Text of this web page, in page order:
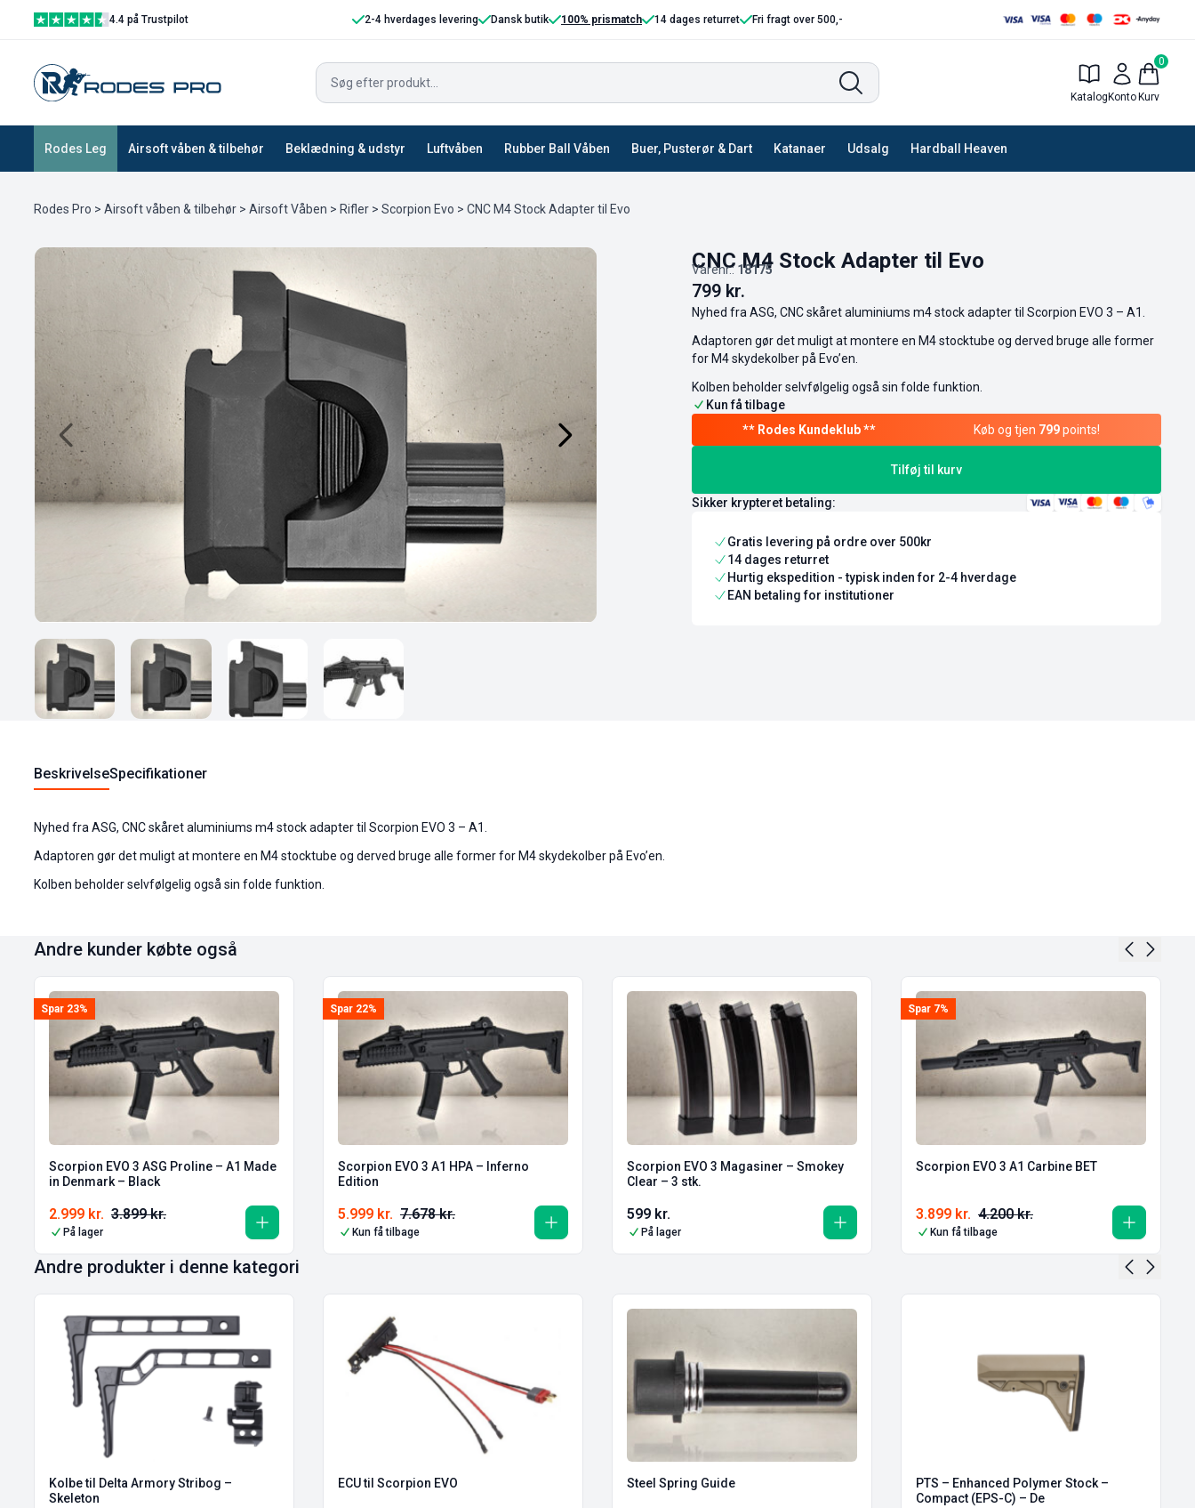
4.4 på Trustpilot 2-4 hverdages levering Dansk butik 100% prismatch 14 dages returret Fri fragt over 500,-
Katalog Konto
0
Kurv
Rodes Leg Airsoft våben & tilbehør Beklædning & udstyr Luftvåben Rubber Ball Våben Buer, Pusterør & Dart Katanaer Udsalg Hardball Heaven
Rodes Pro > Airsoft våben & tilbehør > Airsoft Våben > Rifler > Scorpion Evo > CNC M4 Stock Adapter til Evo
CNC M4 Stock Adapter til Evo
Varenr.:18175
799 kr.
Nyhed fra ASG, CNC skåret aluminiums m4 stock adapter til Scorpion EVO 3 – A1.
Adaptoren gør det muligt at montere en M4 stocktube og derved bruge alle former
for M4 skydekolber på Evo’en.
Kolben beholder selvfølgelig også sin folde funktion.
Kun få tilbage
Køb og tjen 799points!
Tilføj til kurv
Sikker krypteret betaling:
Gratis levering på ordre over 500kr
14 dages returret
Hurtig ekspedition - typisk inden for 2-4 hverdage
EAN betaling for institutioner
BeskrivelseSpecifikationer
Nyhed fra ASG, CNC skåret aluminiums m4 stock adapter til Scorpion EVO 3 – A1.
Adaptoren gør det muligt at montere en M4 stocktube og derved bruge alle former for M4 skydekolber på Evo’en.
Kolben beholder selvfølgelig også sin folde funktion.
Andre kunder købte også
Spar 23%
Scorpion EVO 3 ASG Proline – A1 Made
in Denmark – Black
3.899kr.
2.999 kr.
På lager
Spar 22%
Scorpion EVO 3 A1 HPA – Inferno
Edition
7.678kr.
5.999 kr.
Kun få tilbage
Scorpion EVO 3 Magasiner – Smokey
Clear – 3 stk.
599 kr.
På lager
Spar 7%
Scorpion EVO 3 A1 Carbine BET
4.200kr.
3.899 kr.
Kun få tilbage
Andre produkter i denne kategori
Kolbe til Delta Armory Stribog –
Skeleton
ECU til Scorpion EVO Steel Spring Guide
PTS – Enhanced Polymer Stock –
Compact (EPS-C) – De